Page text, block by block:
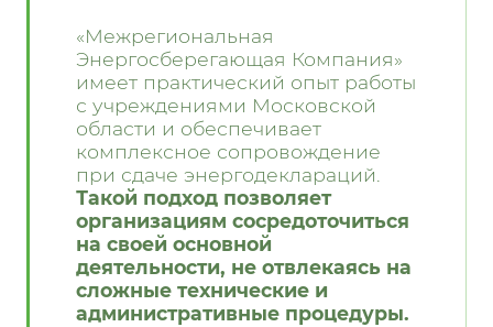
«Межрегиональная
Энергосберегающая Компания»
имеет практический опыт работы
с учреждениями Московской
области и обеспечивает
комплексное сопровождение
при сдаче энергодеклараций.
Такой подход позволяет
организациям сосредоточиться
на своей основной
деятельности, не отвлекаясь на
сложные технические и
административные процедуры.